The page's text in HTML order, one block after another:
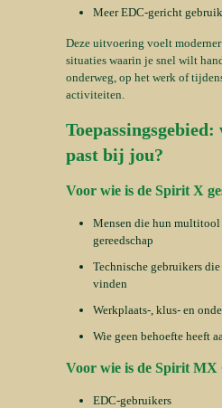
Meer EDC-gericht gebruik
Deze uitvoering voelt
situaties waarin je snel wilt
onderweg, op het werk of
activiteiten.
past bij jou?
Voor wie is de Spirit X
Mensen die hun
gereedschap
Technische gebruikers
vinden
Werkplaats-, klus- en
Wie geen behoefte heeft
Voor wie is de Spirit MX
EDC-gebruikers